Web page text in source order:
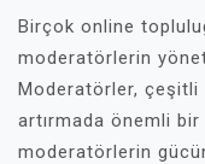
Birçok online
moderatörlerin
Moderatörler, çeşitli
artırmada önemli
moderatörlerin